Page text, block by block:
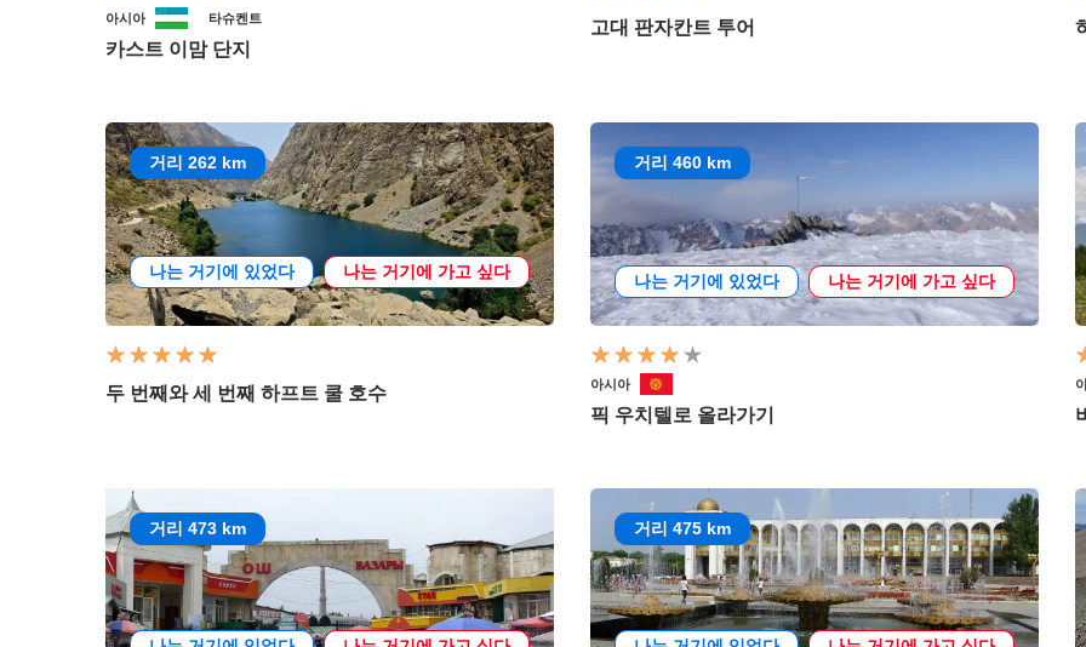
아시아 타슈켄트
카스트 이맘 단지
고대 판자칸트 투어
거리 262 km
나는 거기에 있었다 나는 거기에 가고 싶다
두 번째와 세 번째 하프트 쿨 호수
거리 460 km
나는 거기에 있었다 나는 거기에 가고 싶다
아시아
픽 우치텔로 올라가기
거리 473 km 거리 475 km